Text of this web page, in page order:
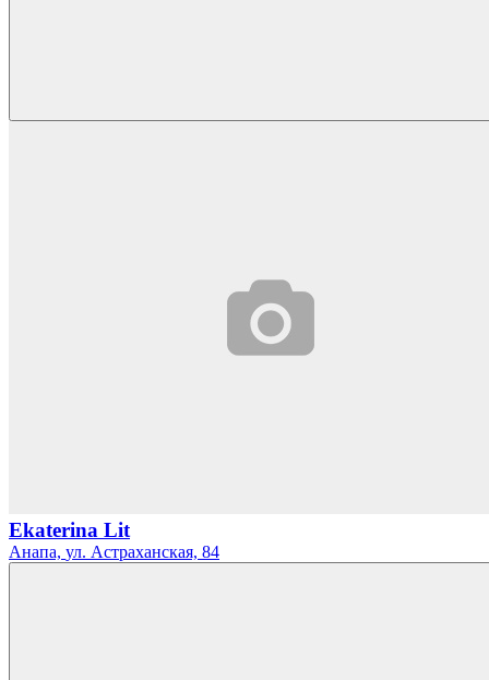
Ekaterina Lit
Анапа, ул. Астраханская, 84